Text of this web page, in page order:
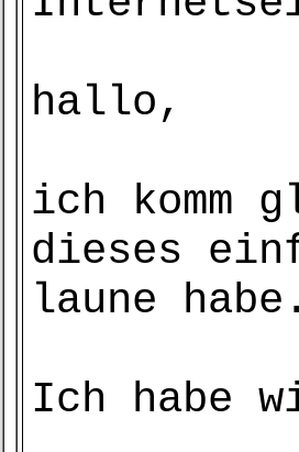
hallo,
ich komm
dieses
laune
Ich habe